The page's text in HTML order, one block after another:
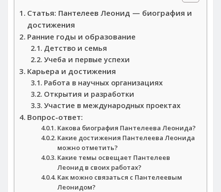
Статья: Пантелеев Леонид — биография и
достижения
Ранние годы и образование
Детство и семья
Учеба и первые успехи
Карьера и достижения
Работа в научных организациях
Открытия и разработки
Участие в международных проектах
Вопрос-ответ:
Какова биография Пантелеева Леонида?
Какие достижения Пантелеева Леонида
можно отметить?
Какие темы освещает Пантелеев
Леонид в своих работах?
Как можно связаться с Пантелеевым
Леонидом?